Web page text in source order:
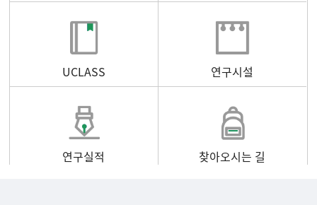
UCLASS 연구시설
연구실적 찾아오시는 길